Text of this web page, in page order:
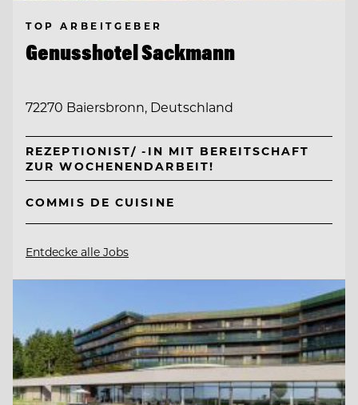
TOP ARBEITGEBER
Genusshotel Sackmann
72270 Baiersbronn, Deutschland
REZEPTIONIST/ -IN MIT BEREITSCHAFT
ZUR WOCHENENDARBEIT!
COMMIS DE CUISINE
Entdecke alle Jobs